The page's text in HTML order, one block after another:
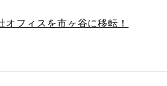
フィスを市ヶ谷に移転！